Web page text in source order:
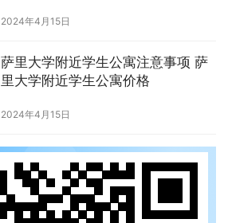
2024年4月15日
萨里大学附近学生公寓注意事项 萨
里大学附近学生公寓价格
2024年4月15日